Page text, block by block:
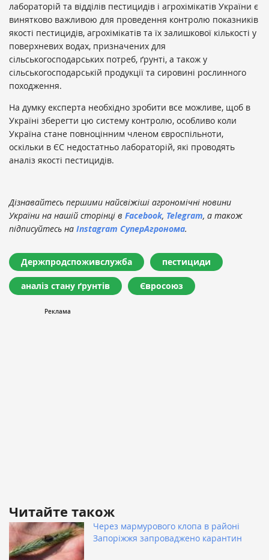
лабораторій та відділів пестицидів і агрохімікатів України є
винятково важливою для проведення контролю показників
якості пестицидів, агрохімікатів та їх залишкової кількості у
поверхневих водах, призначених для
сільськогосподарських потреб, ґрунті, а також у
сільськогосподарській продукції та сировині рослинного
походження.
На думку експерта необхідно зробити все можливе, щоб в
Україні зберегти цю систему контролю, особливо коли
Україна стане повноцінним членом євроспільноти,
оскільки в ЄС недостатньо лабораторій, які проводять
аналіз якості пестицидів.
Дізнавайтесь першими найсвіжіші агрономічні новини
України на нашій сторінці в Facebook, Telegram, а також
підписуйтесь на Instagram СуперАгронома.
Держпродспоживслужба пестициди
аналіз стану ґрунтів Євросоюз
Читайте також
Через мармурового клопа в районі
Запоріжжя запроваджено карантин